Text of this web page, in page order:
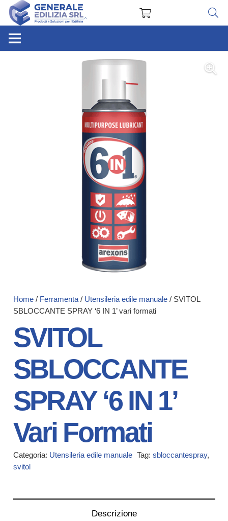
Home/ Ferramenta/ Utensileria edile manuale/ SVITOL
SBLOCCANTE SPRAY ‘6 IN 1’ vari formati
SVITOL
SBLOCCANTE
SPRAY ‘6 IN 1’
Vari Formati
Categoria: Utensileria edile manuale Tag: sbloccantespray,
svitol
Descrizione